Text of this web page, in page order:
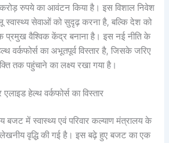
रुपये का आवंटन किया है। इस विशाल निवेश
स्वास्थ्य सेवाओं को सुदृढ़ करना है, बल्कि देश को
प्रमुख वैश्विक केंद्र बनाना है। इस नई नीति के
का अभूतपूर्व विस्तार है, जिसके जरिए
तक पहुंचाने का लक्ष्य रखा गया है।
हेल्थ वर्कफोर्स का विस्तार
बजट में स्वास्थ्य एवं परिवार कल्याण मंत्रालय के
वृद्धि की गई है। इस बढ़े हुए बजट का एक